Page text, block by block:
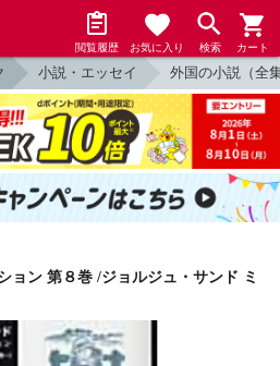
閲覧履歴 お気に入り 検索 カート
小説・エッセイ 外国の小説（全
ョン 第８巻 /ジョルジュ・サンド ミ